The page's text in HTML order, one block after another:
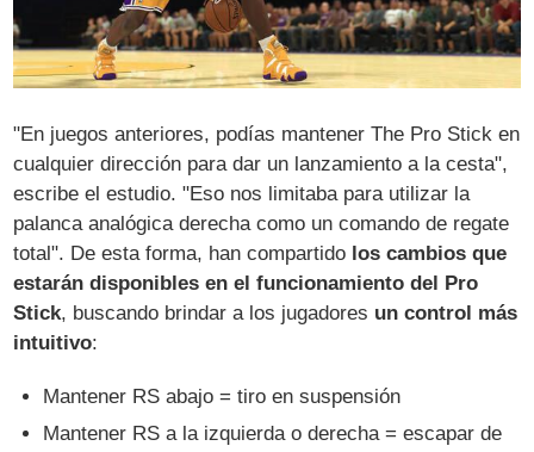
"En juegos anteriores, podías mantener The Pro Stick en
cualquier dirección para dar un lanzamiento a la cesta",
escribe el estudio. "Eso nos limitaba para utilizar la
palanca analógica derecha como un comando de regate
total". De esta forma, han compartido los cambios que
estarán disponibles en el funcionamiento del Pro
Stick, buscando brindar a los jugadores un control más
intuitivo:
Mantener RS abajo = tiro en suspensión
Mantener RS a la izquierda o derecha = escapar de